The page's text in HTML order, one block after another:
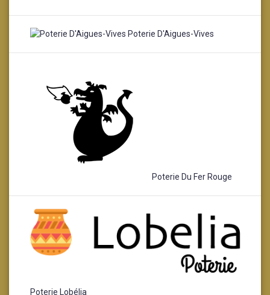
Poterie D'Aigues-Vives
Poterie Du Fer Rouge
Poterie Lobélia